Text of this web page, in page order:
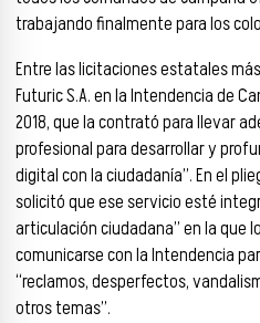
trabajando finalmente para los
Entre las licitaciones estatales
Futuric S.A. en la Intendencia de
2018, que la contrató para llevar
profesional para desarrollar y
digital con la ciudadanía”. En el
solicitó que ese servicio esté
articulación ciudadana” en la que
comunicarse con la Intendencia
“reclamos, desperfectos,
otros temas”.